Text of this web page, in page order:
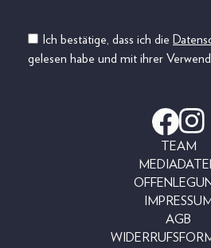
Ich bestätige, dass ich die
gelesen habe und mit ihrer
TEAM
IMPRESSUM
AGB